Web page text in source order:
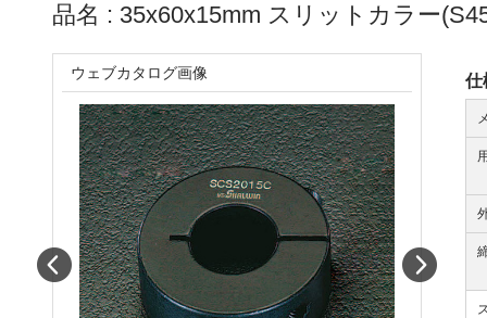
品名 : 35x60x15mm スリットカラー
仕
ウェブカタログ画像
Prev